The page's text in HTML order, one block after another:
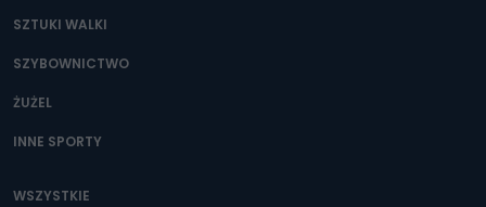
SZTUKI WALKI
SZYBOWNICTWO
ŻUŻEL
INNE SPORTY
WSZYSTKIE